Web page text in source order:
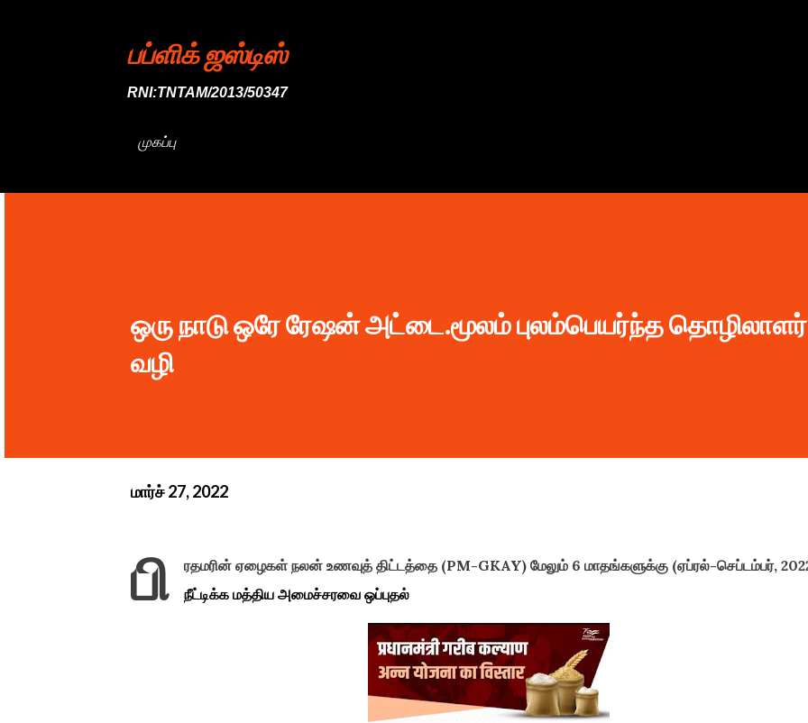
பப்ளிக் ஜஸ்டிஸ்
RNI:TNTAM/2013/50347
முகப்பு
ஒரு நாடு ஒரே ரேஷன் அட்டை.மூலம் புலம்பெயர்ந்த
வழி
மார்ச் 27, 2022
பி
ரதமரின் ஏழைகள் நலன் உணவுத் திட்டத்தை (PM-GKAY) மேலும் 6 மாதங்களுக்கு (ஏப்ரல்-செப்டம்பர்,
நீட்டிக்க மத்திய அமைச்சரவை ஒப்புதல்